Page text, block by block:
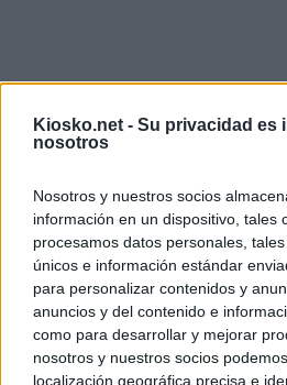
Kiosko.net - Su privacidad es
nosotros
Nosotros y nuestros socios
información en un dispositivo, tales
procesamos datos personales,
únicos e información estándar
para personalizar contenidos y
anuncios y del contenido e
como para desarrollar y mejorar
nosotros y nuestros socios
localización geográfica precisa e